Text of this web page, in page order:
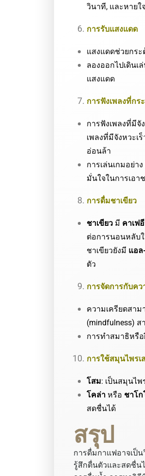
วินาที, และหายใ
การรับแสงแดด
แสงแดดช่วยกร
ลองออกไปเดินเ
แสงแดด
การฟังเพลงที่ก
การฟังเพลงที่มี
เพลงที่มีจังหวะ
อ่อนล้า
การเล่นเกมอย่าง
มั่นใจในการเอ
การดื่มชาเขียว
ชาเขียว มี คาเฟ
ต่อการนอนหลับ
ชาเขียวยังมี แอ
ตัว
การจัดการกับคว
ความเครียดสา
(mindfulness)
การทำสมาธิหรื
การใช้สมุนไพรเ
โสม: เป็นสมุนไ
โคล่า หรือ ชาโก
สดชื่นได้
สรุป
การดื่มกาแฟอาจเป็
รู้สึกตื่นตัวและสดชื่น